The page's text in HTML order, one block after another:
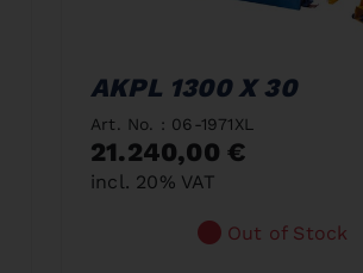
AKPL 1300 X 30
Art. No. : 06-1971XL
21.240,00 €
incl. 20% VAT
Out of Stock